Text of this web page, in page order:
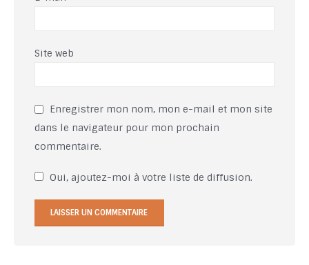
Site web
Enregistrer mon nom, mon e-mail et mon site
dans le navigateur pour mon prochain
commentaire.
Oui, ajoutez-moi à votre liste de diffusion.